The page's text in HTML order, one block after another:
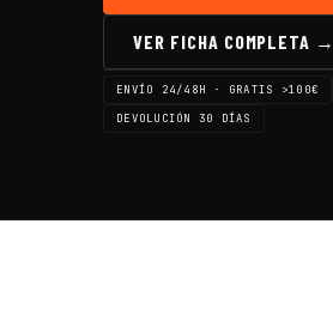
VER FICHA COMPLETA →
ENVÍO 24/48H · GRATIS >100€
DEVOLUCIÓN 30 DÍAS